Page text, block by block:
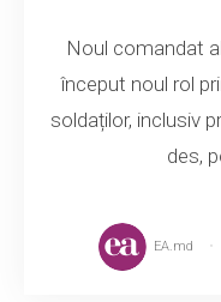
Noul comandat
început noul rol
soldaților, inclusiv
des,
EA.md